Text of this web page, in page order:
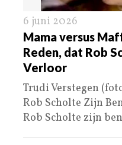
6 juni 2026
Mama versus
Reden, dat Rob
Verloor
Trudi Verstegen
Rob Scholte Zijn
Rob Scholte zijn